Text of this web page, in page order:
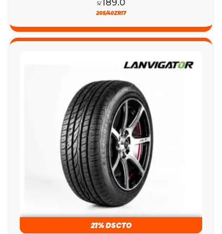
S/189.0
205/40ZR17
21% DSCTO